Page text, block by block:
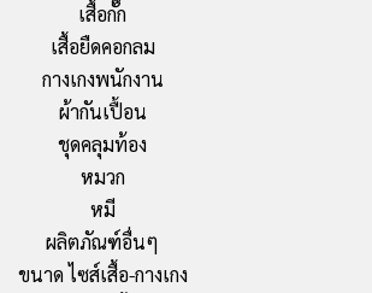
เสื้อกั๊ก
เสื้อยืดคอกลม
กางเกงพนักงาน
ผ้ากันเปื้อน
ชุดคลุมท้อง
หมวก
หมี
ผลิตภัณฑ์อื่นๆ
ขนาด ไซส์เสื้อ-กางเกง